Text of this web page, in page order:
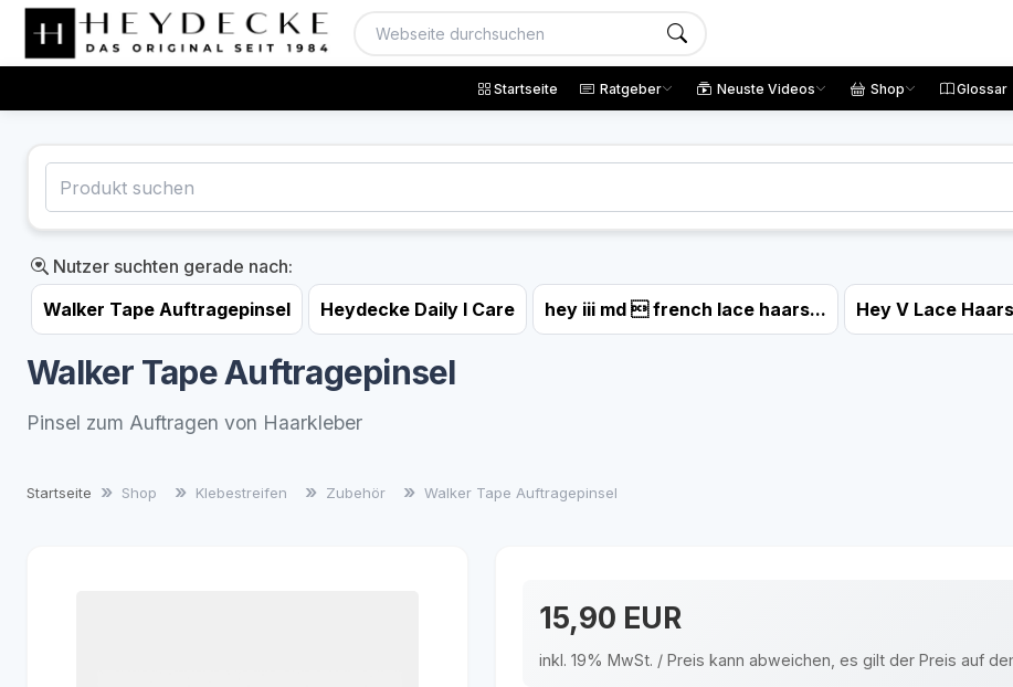
Startseite Ratgeber Neuste Videos Shop Glossar
Nutzer suchten gerade nach:
Walker Tape Auftragepinsel
Heydecke Daily I Care hey iii md  french lace haars... Hey V Lace
Walker Tape Auftragepinsel
Pinsel zum Auftragen von Haarkleber
Startseite Shop Klebestreifen Zubehör Walker Tape Auftragepinsel
15,90 EUR
inkl. 19% MwSt. / Preis kann abweichen, es gilt der Preis auf